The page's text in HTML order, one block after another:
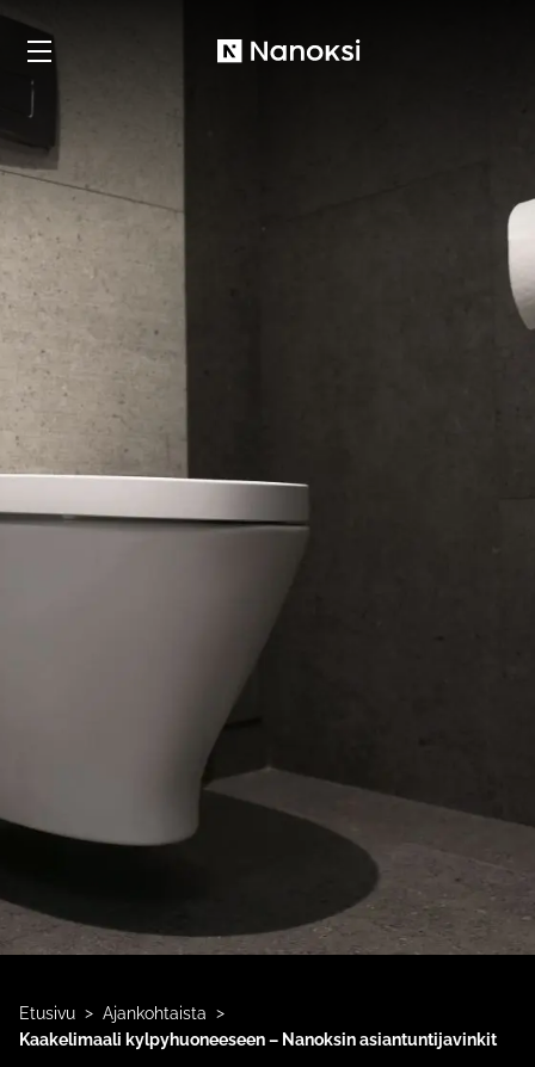
Etusivu > Ajankohtaista >
Kaakelimaali kylpyhuoneeseen – Nanoksin asiantuntijavinkit